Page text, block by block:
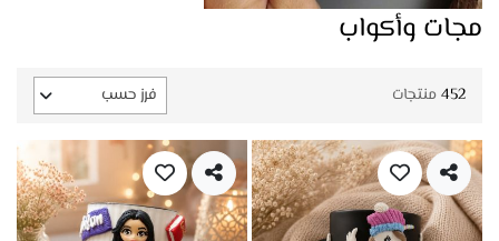
مجات وأكواب
452منتجات فرز حسب